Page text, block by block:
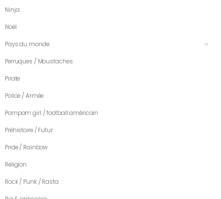
Ninja
Noël
Pays du monde
Perruques / Moustaches
Pirate
Police / Armée
Pompom girl / football américain
Préhistoire / Futur
Pride / Rainbow
Religion
Rock / Punk / Rasta